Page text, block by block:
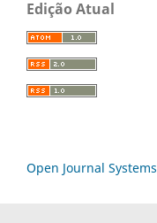
Edição Atual
Open Journal Systems